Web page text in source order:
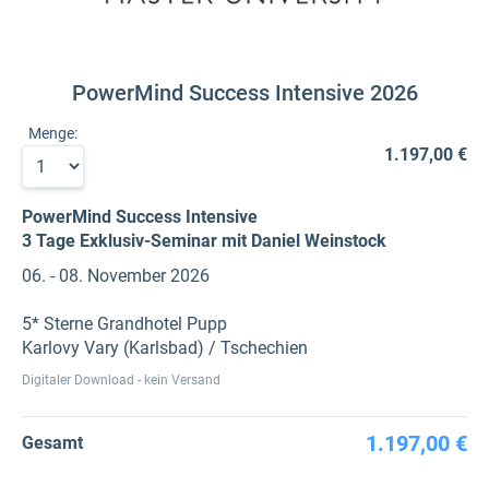
PowerMind Success Intensive 2026
Menge:
1.197,00 €
PowerMind Success Intensive
3 Tage Exklusiv-Seminar mit Daniel Weinstock
06. - 08. November 2026
5* Sterne Grandhotel Pupp
Karlovy Vary (Karlsbad) / Tschechien
Digitaler Download - kein Versand
Gesamt 1.197,00 €